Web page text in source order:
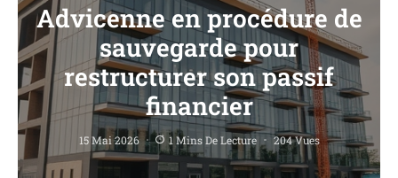
Advicenne en procédure de
sauvegarde pour
restructurer son passif
financier
15 Mai 2026 1 Mins De Lecture 204 Vues